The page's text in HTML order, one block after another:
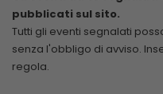
pubblicati sul sito.
Tutti gli eventi segnalati
senza l'obbligo di avviso.
regola.